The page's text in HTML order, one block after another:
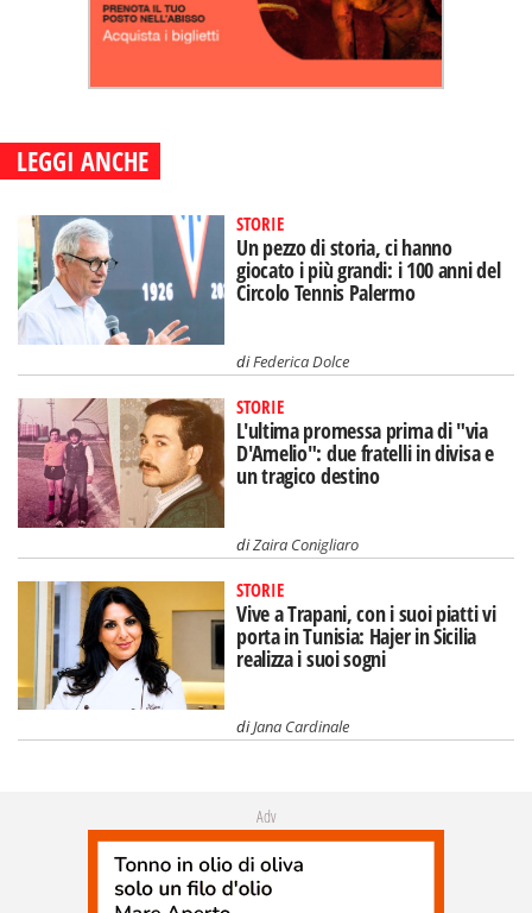
LEGGI ANCHE
STORIE
Un pezzo di storia, ci hanno
giocato i più grandi: i 100 anni del
Circolo Tennis Palermo
diFederica Dolce
STORIE
L'ultima promessa prima di "via
D'Amelio": due fratelli in divisa e
un tragico destino
diZaira Conigliaro
STORIE
Vive a Trapani, con i suoi piatti vi
porta in Tunisia: Hajer in Sicilia
realizza i suoi sogni
diJana Cardinale
Adv